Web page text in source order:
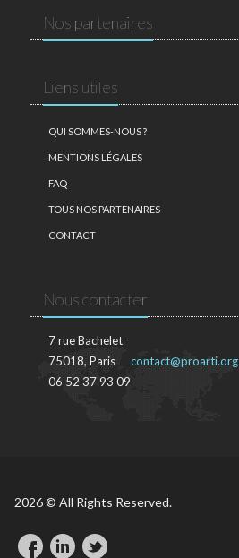
Nos partenaires
Liens utiles
QUI SOMMES-NOUS ?
MENTIONS LÉGALES
FAQ
TOUS NOS PARTENAIRES
CONTACT
Nous contacter
7 rue Bachelet
75018, Paris
06 52 37 93 09
contact@proarti.org
2026 © All Rights Reserved.